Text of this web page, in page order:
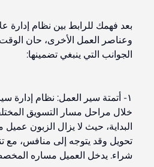
بعد فهمك للرابط بين نظام إدارة
وعناصر العمل الأخرى، حان
الجوانب التي ينبغي تضمينها:
١- أتمتة سير العمل: نظام إدارة
خلال مراحل مسار التسويق
البداية، حيث لا يزال الزبون
تحويل وقد يتوجه إلى منافس، مع
شراء. يدخل العميل مساره